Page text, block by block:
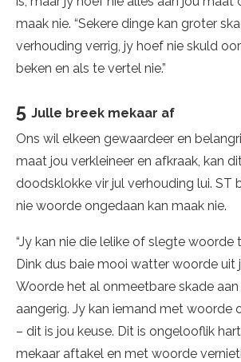
maak nie. “Sekere dinge kan groter
verhouding verrig, jy hoef nie skuld
beken en als te vertel nie.”
5 Julle breek mekaar af
Ons wil elkeen gewaardeer en
maat jou verkleineer en afkraak, kan
doodsklokke vir jul verhouding lui. ST
nie woorde ongedaan kan maak nie.
“Jy kan nie die lelike of slegte woorde
Dink dus baie mooi watter woorde uit
Woorde het al onmeetbare skade
aangerig. Jy kan iemand met woorde
– dit is jou keuse. Dit is ongelooflik
mekaar aftakel en met woorde